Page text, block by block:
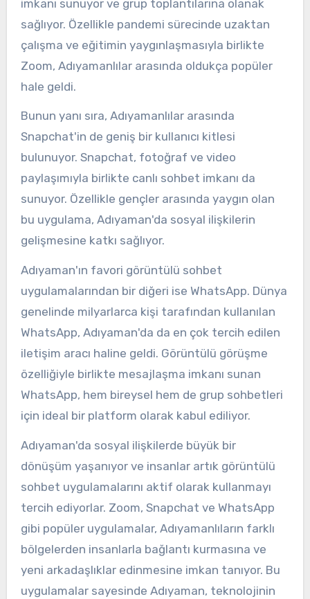
imkanı sunuyor ve grup toplantılarına olanak
sağlıyor. Özellikle pandemi sürecinde uzaktan
çalışma ve eğitimin yaygınlaşmasıyla birlikte
Zoom, Adıyamanlılar arasında oldukça popüler
hale geldi.
Bunun yanı sıra, Adıyamanlılar arasında
Snapchat'in de geniş bir kullanıcı kitlesi
bulunuyor. Snapchat, fotoğraf ve video
paylaşımıyla birlikte canlı sohbet imkanı da
sunuyor. Özellikle gençler arasında yaygın olan
bu uygulama, Adıyaman'da sosyal ilişkilerin
gelişmesine katkı sağlıyor.
Adıyaman'ın favori görüntülü sohbet
uygulamalarından bir diğeri ise WhatsApp. Dünya
genelinde milyarlarca kişi tarafından kullanılan
WhatsApp, Adıyaman'da da en çok tercih edilen
iletişim aracı haline geldi. Görüntülü görüşme
özelliğiyle birlikte mesajlaşma imkanı sunan
WhatsApp, hem bireysel hem de grup sohbetleri
için ideal bir platform olarak kabul ediliyor.
Adıyaman'da sosyal ilişkilerde büyük bir
dönüşüm yaşanıyor ve insanlar artık görüntülü
sohbet uygulamalarını aktif olarak kullanmayı
tercih ediyorlar. Zoom, Snapchat ve WhatsApp
gibi popüler uygulamalar, Adıyamanlıların farklı
bölgelerden insanlarla bağlantı kurmasına ve
yeni arkadaşlıklar edinmesine imkan tanıyor. Bu
uygulamalar sayesinde Adıyaman, teknolojinin